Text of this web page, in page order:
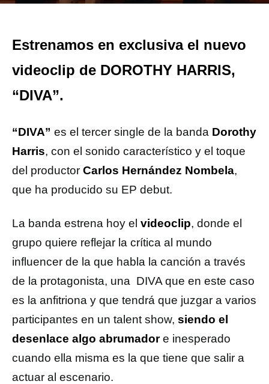
Estrenamos en exclusiva el nuevo
videoclip de DOROTHY HARRIS,
“DIVA”.
“DIVA” es el tercer single de la banda Dorothy
Harris, con el sonido característico y el toque
del productor Carlos Hernández Nombela,
que ha producido su EP debut.
La banda estrena hoy el videoclip, donde el
grupo quiere reflejar la crítica al mundo
influencer de la que habla la canción a través
de la protagonista, una DIVA que en este caso
es la anfitriona y que tendrá que juzgar a varios
participantes en un talent show, siendo el
desenlace algo abrumadore inesperado
cuando ella misma es la que tiene que salir a
actuar al escenario.